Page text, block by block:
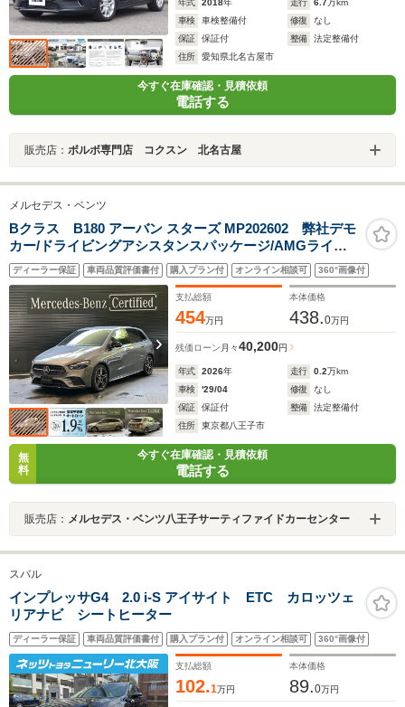
年式 2018年 走行 6.7万km
車検
車検整備付 修復
なし
保証
保証付 整備
法定整備付
住所
愛知県北名古屋市
今すぐ在庫確認・見積依頼
電話する
販売店： ボルボ専門店 コクスン 北名古屋
メルセデス・ベンツ
Bクラス B180 アーバン スターズ MP202602 弊社デモ
カー/ドライビングアシスタンスパッケージ/AMGライン/
ナイトパッケージ/レザーARTICO・MICROCUTシート/ア
ドバンスドサウンドシステム/MBUX AR ナビゲーション/
フットトランクオープナー
ディーラー保証 車両品質評価書付 購入プラン付 オンライン相談可 360°画像付
支払総額
454万円
本体価格
438.0万円
残価ローン 月々40,200円
年式 2026年 走行 0.2万km
車検
'29/04 修復
なし
保証
保証付 整備
法定整備付
住所
東京都八王子市
無
料
今すぐ在庫確認・見積依頼
電話する
販売店： メルセデス・ベンツ八王子サーティファイドカーセンター
スバル
インプレッサG4 2.0 i-S アイサイト ETC カロッツェ
リアナビ シートヒーター
ディーラー保証 車両品質評価書付 購入プラン付 オンライン相談可 360°画像付
支払総額
102.1万円
本体価格
89.0万円